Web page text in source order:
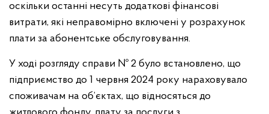
оскільки останні несуть додаткові фінансові
витрати, які неправомірно включені у розрахунок
плати за абонентське обслуговування.
У ході розгляду справи № 2 було встановлено, що
підприємство до 1 червня 2024 року нараховувало
споживачам на об’єктах, що відносяться до